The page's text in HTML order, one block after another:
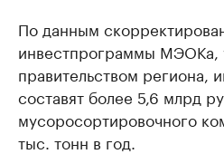
По данным
инвестпрограммы МЭОКа,
правительством региона,
составят более 5,6 млрд
мусоросортировочного
тыс. тонн в год.